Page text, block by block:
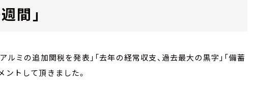
間」
ルミの追加関税を発表」「去年の経常収支、過去最大の黒字」「備蓄
ントして頂きました。